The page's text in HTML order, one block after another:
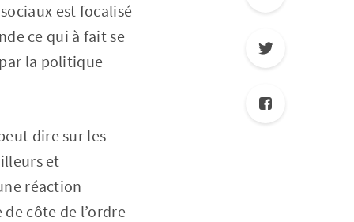
est focalisé
ce qui à fait se
la politique
dire sur les
et
réaction
côte de l’ordre